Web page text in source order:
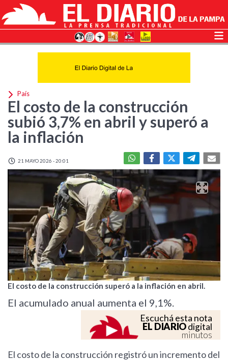
País
El costo de la construcción
subió 3,7% en abril y superó a
la inflación
21 MAYO 2026 - 20:01
El costo de la construcción superó a la inflación en abril.
El acumulado anual aumenta el 9,1%.
Escuchá esta nota
EL DIARIOdigital
minutos
El costo de la construcción registró un incremento del